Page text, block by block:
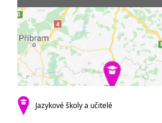
Praha 6
Praha 7
Praha 8
Praha 10
krajská města
Ostrava
Jazykové školy a učitelé